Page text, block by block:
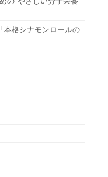
本格シナモンロールの